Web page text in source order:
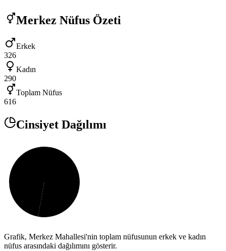
Merkez Nüfus Özeti
Erkek
326
Kadın
290
Toplam Nüfus
616
Cinsiyet Dağılımı
Grafik, Merkez Mahallesi'nin toplam nüfusunun erkek ve kadın
nüfus arasındaki dağılımını gösterir.